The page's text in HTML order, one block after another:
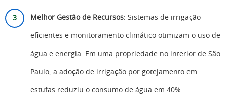
Melhor Gestão de Recursos: Sistemas de irrigação
eficientes e monitoramento climático otimizam o uso de
água e energia. Em uma propriedade no interior de São
Paulo, a adoção de irrigação por gotejamento em
estufas reduziu o consumo de água em 40%.